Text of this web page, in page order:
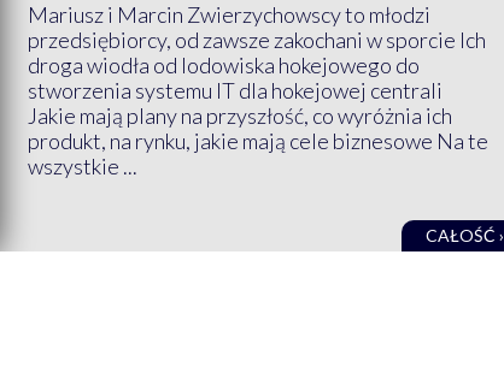
Mariusz i Marcin Zwierzychowscy to młodzi
przedsiębiorcy, od zawsze zakochani w sporcie Ich
droga wiodła od lodowiska hokejowego do
stworzenia systemu IT dla hokejowej centrali
Jakie mają plany na przyszłość, co wyróżnia ich
produkt, na rynku, jakie mają cele biznesowe Na te
wszystkie ...
CAŁOŚĆ ›